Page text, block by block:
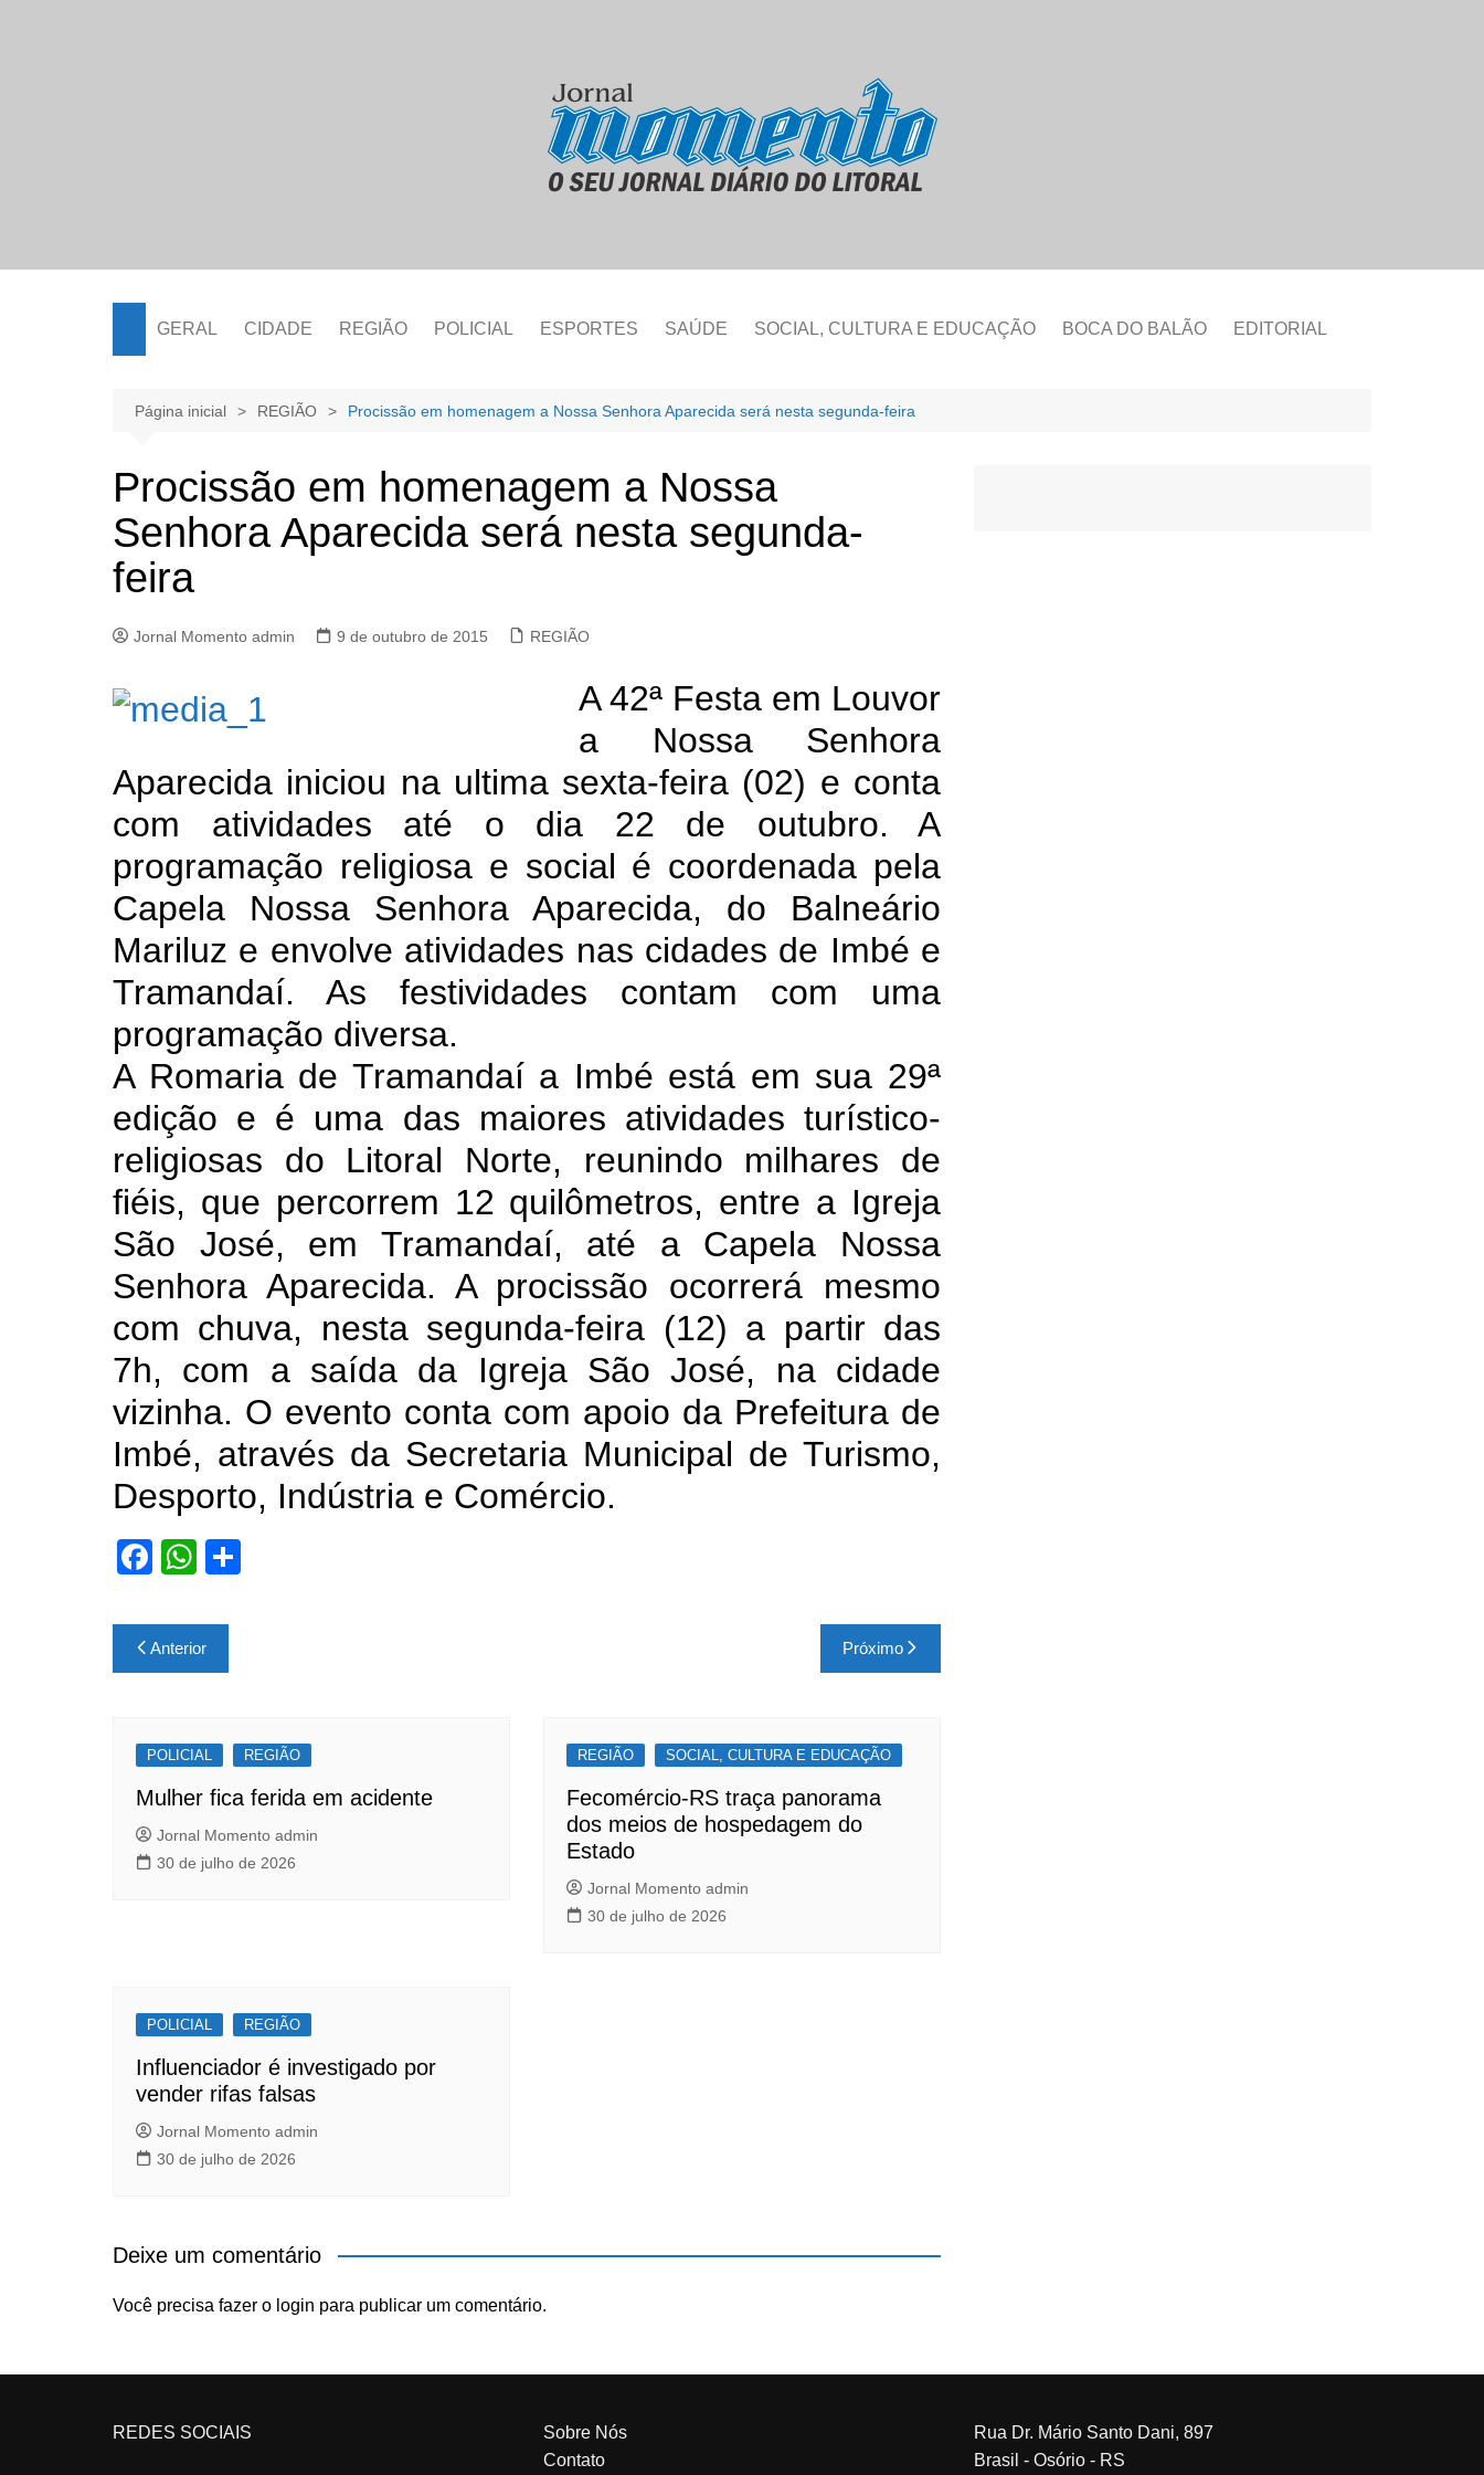
GERAL CIDADE REGIÃO POLICIAL ESPORTES SAÚDE SOCIAL, CULTURA E EDUCAÇÃO BOCA DO BALÃO EDITORIAL
Página inicial REGIÃO Procissão em homenagem a Nossa Senhora Aparecida será nesta segunda-feira
Procissão em homenagem a Nossa
Senhora Aparecida será nesta segunda-
feira
Jornal Momento admin 9 de outubro de 2015 REGIÃO
A 42ª Festa em Louvor
a Nossa Senhora
Aparecida iniciou na ultima sexta-feira (02) e conta
com atividades até o dia 22 de outubro. A
programação religiosa e social é coordenada pela
Capela Nossa Senhora Aparecida, do Balneário
Mariluz e envolve atividades nas cidades de Imbé e
Tramandaí. As festividades contam com uma
programação diversa.
A Romaria de Tramandaí a Imbé está em sua 29ª
edição e é uma das maiores atividades turístico-
religiosas do Litoral Norte, reunindo milhares de
fiéis, que percorrem 12 quilômetros, entre a Igreja
São José, em Tramandaí, até a Capela Nossa
Senhora Aparecida. A procissão ocorrerá mesmo
com chuva, nesta segunda-feira (12) a partir das
7h, com a saída da Igreja São José, na cidade
vizinha. O evento conta com apoio da Prefeitura de
Imbé, através da Secretaria Municipal de Turismo,
Desporto, Indústria e Comércio.
F
c
e
o
o
k
W
at
s
p
p
Navegação
de
Anterior Próximo
POLICIAL REGIÃO
Mulher fica ferida em acidente
Jornal Momento admin
30 de julho de 2026
REGIÃO SOCIAL, CULTURA E EDUCAÇÃO
Fecomércio-RS traça panorama
dos meios de hospedagem do
Estado
Jornal Momento admin
30 de julho de 2026
POLICIAL REGIÃO
Influenciador é investigado por
vender rifas falsas
Jornal Momento admin
30 de julho de 2026
Deixe um comentário
Você precisa fazer o login para publicar um comentário.
REDES SOCIAIS
Sobre Nós
Contato
Rua Dr. Mário Santo Dani, 897
Brasil - Osório - RS